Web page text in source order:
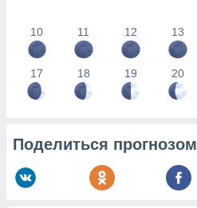
10 11 12 13
17 18 19 20
Поделиться прогнозом